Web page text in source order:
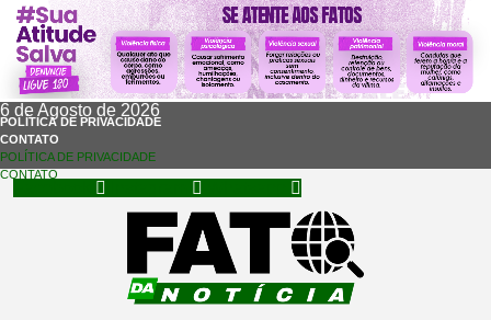
6 de Agosto de 2026
POLÍTICA DE PRIVACIDADE
CONTATO
POLÍTICA DE PRIVACIDADE
CONTATO